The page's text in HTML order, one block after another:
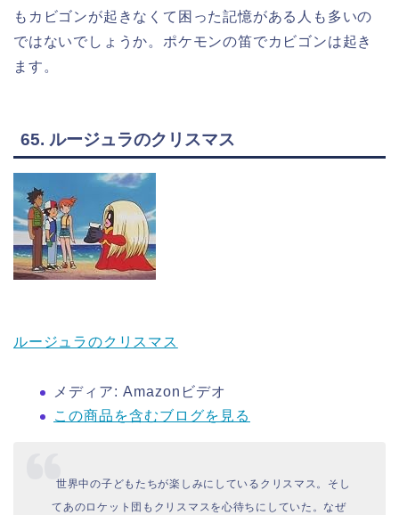
もカビゴンが起きなくて困った記憶がある人も多いの
ではないでしょうか。ポケモンの笛でカビゴンは起き
ます。
65. ルージュラのクリスマス
ルージュラのクリスマス
メディア: Amazonビデオ
この商品を含むブログを見る
世界中の子どもたちが楽しみにしているクリスマス。そし
てあのロケット団もクリスマスを心待ちにしていた。なぜ